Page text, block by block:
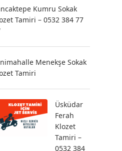
Kumru Sokak
Tamiri – 0532 384 77
Menekşe Sokak
Tamiri
Üsküdar
Ferah
Klozet
Tamiri –
0532 384